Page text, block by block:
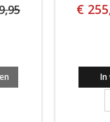
Air Veron 2.6 2026
€
In